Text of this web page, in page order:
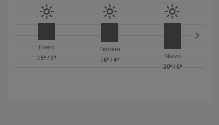
Enero
15º/3º
Febrero
16º / 4º
Marzo
20º/ 6º